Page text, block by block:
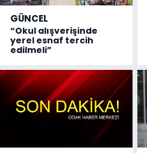
GÜNCEL
“Okul alışverişinde
yerel esnaf tercih
edilmeli”